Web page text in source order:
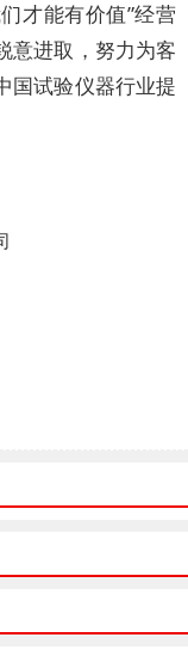
才能有价值”经营
意进取，努力为客
国试验仪器行业提